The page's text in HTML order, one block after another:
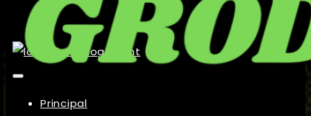
Principal